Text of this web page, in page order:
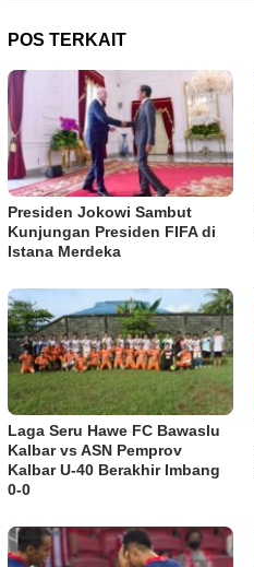
POS TERKAIT
Presiden Jokowi Sambut
Kunjungan Presiden FIFA di
Istana Merdeka
Laga Seru Hawe FC Bawaslu
Kalbar vs ASN Pemprov
Kalbar U-40 Berakhir Imbang
0-0